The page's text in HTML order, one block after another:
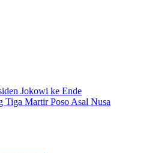
Jokowi ke Ende
Tiga Martir Poso Asal Nusa